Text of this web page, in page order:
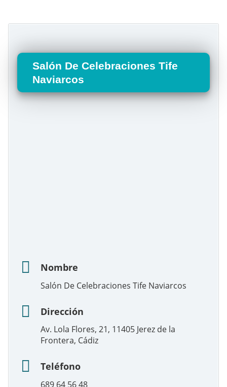
Salón De Celebraciones Tife
Naviarcos
Nombre
Salón De Celebraciones Tife Naviarcos
Dirección
Av. Lola Flores, 21, 11405 Jerez de la
Frontera, Cádiz
Teléfono
689 64 56 48